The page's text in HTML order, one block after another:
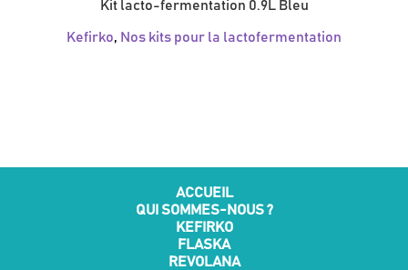
Kit lacto-fermentation 0.9L Bleu
Kefirko, Nos kits pour la lactofermentation
ACCUEIL
QUI SOMMES-NOUS ?
KEFIRKO
FLASKA
REVOLANA